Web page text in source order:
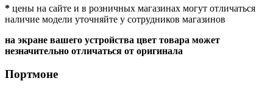
* цены на сайте и в розничных магазинах могут отличаться
наличие модели уточняйте у сотрудников магазинов
на экране вашего устройства цвет товара может
незначительно отличаться от оригинала
Портмоне